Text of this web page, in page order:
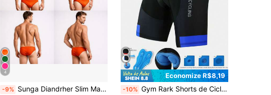
4
-9% Sunga Diandrher Slim Masculina Para Adultos 6cm Lateral
Economize R$8,19
-10% Gym Rark Shorts de Ciclismo Masculina em Azul com Material Elástico Absorvente de Suor, Acolchoada com Gel, Shorts de Ciclismo e Ginástica